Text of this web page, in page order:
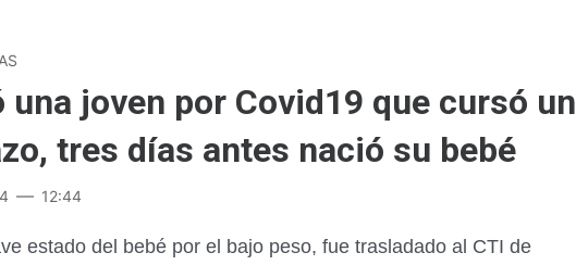
una joven por Covid19 que cursó un
tres días antes nació su bebé
12:44
estado del bebé por el bajo peso, fue trasladado al CTI de